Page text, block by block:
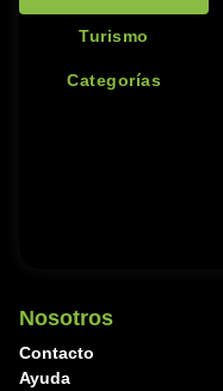
Turismo
Categorías
Nosotros
Contacto
Ayuda